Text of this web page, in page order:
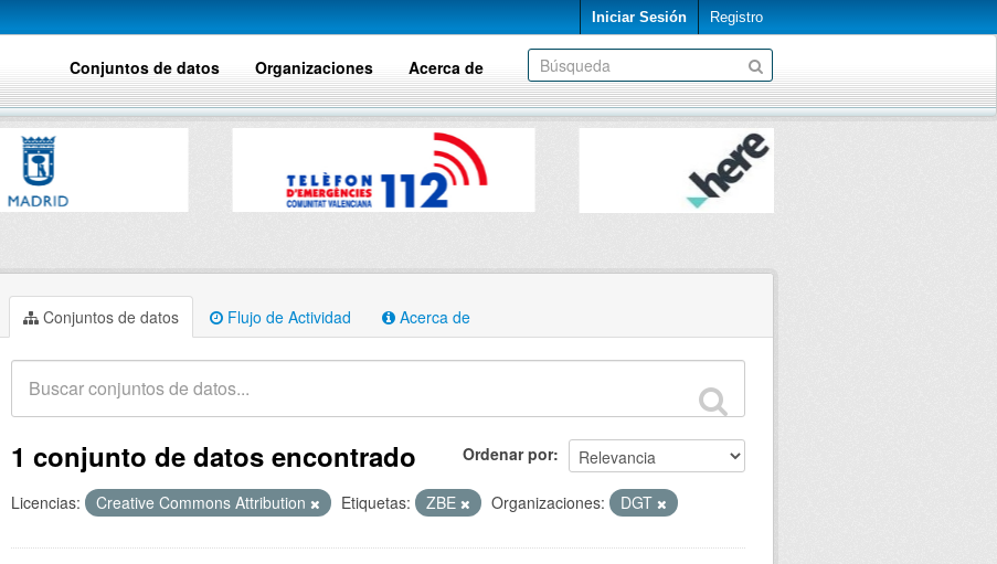
Iniciar Sesión Registro
Conjuntos de datos Organizaciones Acerca de
Conjuntos de datos Flujo de Actividad Acerca de
Ordenar por
1 conjunto de datos encontrado
Licencias: Creative Commons Attribution Etiquetas: ZBE Organizaciones: DGT